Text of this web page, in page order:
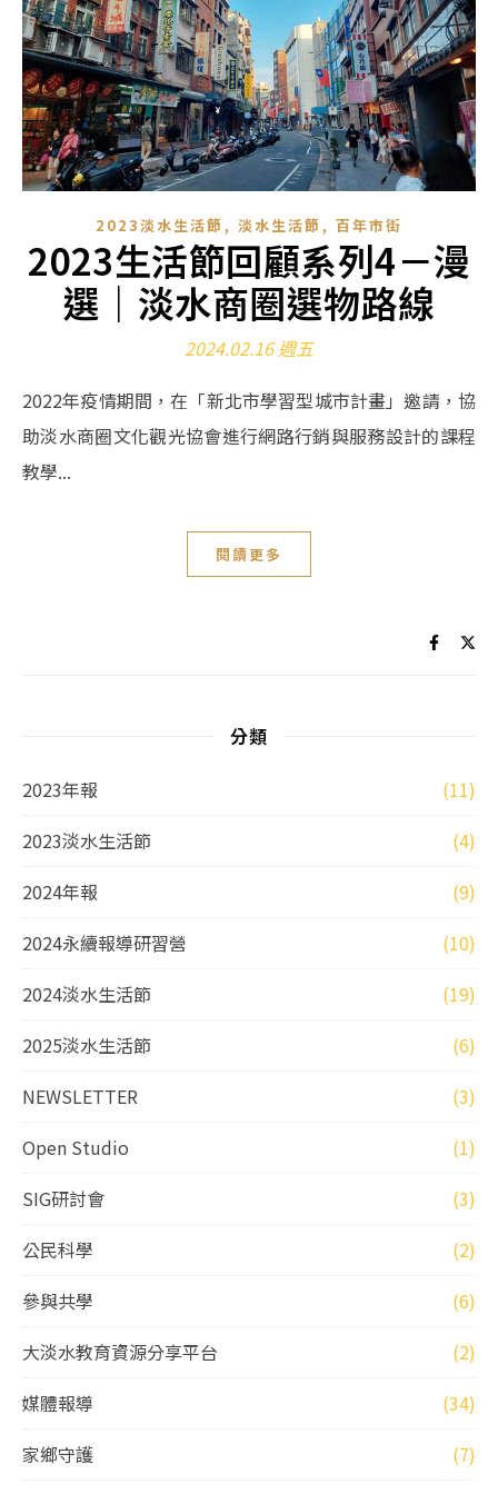
2023淡水生活節, 淡水生活節, 百年市街
2023生活節回顧系列4－漫
選｜淡水商圈選物路線
2024.02.16 週五
2022年疫情期間，在「新北市學習型城市計畫」邀請，協
助淡水商圈文化觀光協會進行網路行銷與服務設計的課程
教學...
閱讀更多
分類
2023年報
(11)
2023淡水生活節
(4)
2024年報
(9)
2024永續報導研習營
(10)
2024淡水生活節
(19)
2025淡水生活節
(6)
NEWSLETTER
(3)
Open Studio
(1)
SIG研討會
(3)
公民科學
(2)
參與共學
(6)
大淡水教育資源分享平台
(2)
媒體報導
(34)
家鄉守護
(7)